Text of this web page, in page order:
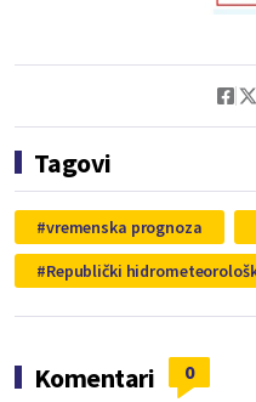
Tagovi
vremenska prognoza
Republički
Komentari 0